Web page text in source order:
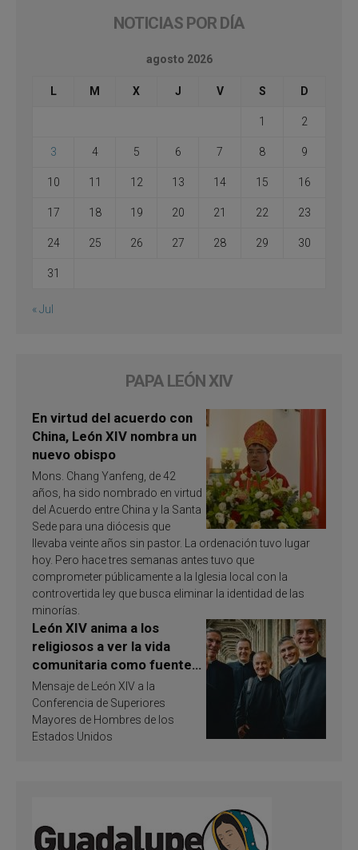
NOTICIAS POR DÍA
agosto 2026
L M X J V S D
1 2
3 4 5 6 7 8 9
10 11 12 13 14 15 16
17 18 19 20 21 22 23
24 25 26 27 28 29 30
31
« Jul
PAPA LEÓN XIV
En virtud del acuerdo con
China, León XIV nombra un
nuevo obispo
Mons. Chang Yanfeng, de 42
años, ha sido nombrado en virtud
del Acuerdo entre China y la Santa
Sede para una diócesis que
llevaba veinte años sin pastor. La ordenación tuvo lugar
hoy. Pero hace tres semanas antes tuvo que
comprometer públicamente a la Iglesia local con la
controvertida ley que busca eliminar la identidad de las
minorías.
León XIV anima a los
religiosos a ver la vida
comunitaria como fuente
de inspiración y
santificación
Mensaje de León XIV a la
Conferencia de Superiores
Mayores de Hombres de los
Estados Unidos